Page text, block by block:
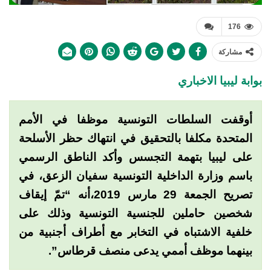
176
مشاركة
بوابة ليبيا الاخباري
أوقفت السلطات التونسية موظفا في الأمم
المتحدة مكلفا بالتحقيق في انتهاك حظر الأسلحة
على ليبيا بتهمة التجسس وأكد الناطق الرسمي
باسم وزارة الداخلية التونسية سفيان الزعق، في
تصريح الجمعة 29 مارس 2019،أنه “تمّ إيقاف
شخصين حاملين للجنسية التونسية وذلك على
خلفية الاشتباه في التخابر مع أطراف أجنبية من
بينهما موظف أممي يدعى منصف قرطاس”.